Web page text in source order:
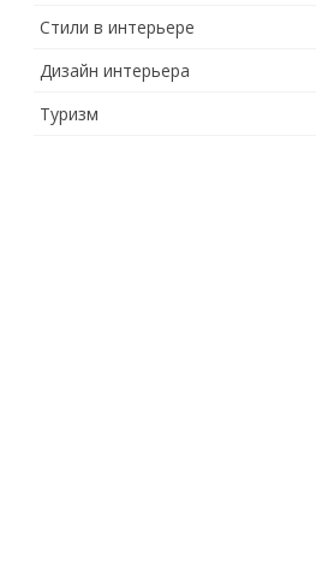
Стили в интерьере
Дизайн интерьера
Туризм